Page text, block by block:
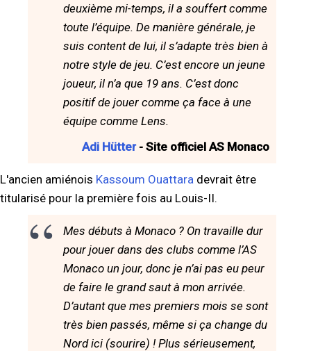
deuxième mi-temps, il a souffert comme
toute l’équipe. De manière générale, je
suis content de lui, il s’adapte très bien à
notre style de jeu. C’est encore un jeune
joueur, il n’a que 19 ans. C’est donc
positif de jouer comme ça face à une
équipe comme Lens.
Adi Hütter- Site officiel AS Monaco
L'ancien amiénois Kassoum Ouattara devrait être
titularisé pour la première fois au Louis-II.
Mes débuts à Monaco ? On travaille dur
pour jouer dans des clubs comme l’AS
Monaco un jour, donc je n’ai pas eu peur
de faire le grand saut à mon arrivée.
D’autant que mes premiers mois se sont
très bien passés, même si ça change du
Nord ici (sourire) ! Plus sérieusement,